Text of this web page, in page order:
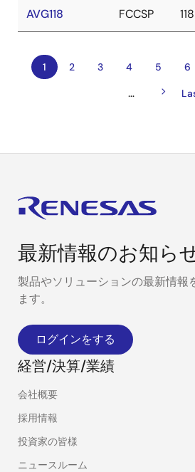
AVG118 FCCSP 118
り
カ
レ
1
ペ
2
ペ
3
ペ
ジ
4
ペ
ジ
5
ペ
ジ
6
…
次
最
最新情報のお知ら
製品やソリューションの最新情報
ます。
ログインをする
経営/決算/業績
会社概要
採用情報
投資家の皆様
ニュースルーム